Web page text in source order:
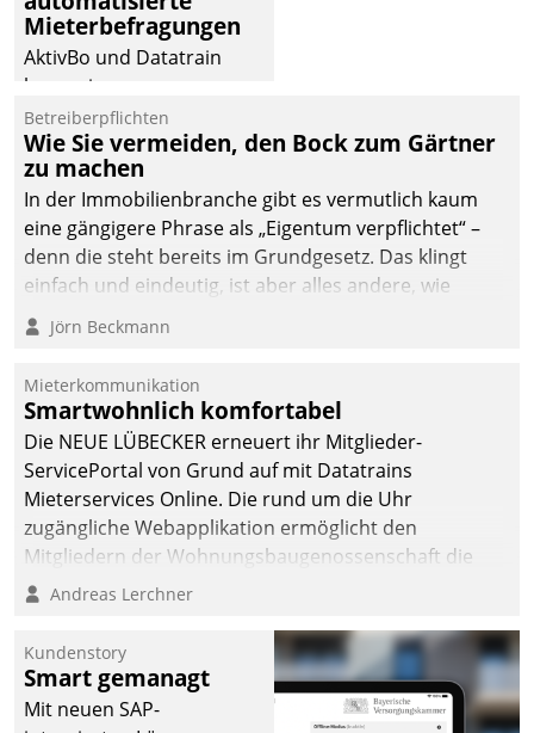
– und beschleunigt damit
den Weg vom
Mieteranliegen zum
Mieterbefragungen
AktivBo und Datatrain
kooperieren –
Immobilienunternehmen
profitieren: Die nahtlose
Integration der Lösungen
von AktivBo und
Datatrain ermöglicht
automatisiert ausgelöste,
zielgerichtete
Mieterbefragungen – eine
starke Grundlage für
intelligente,
datengestützte
Entscheidungen.
Betreiberpflichten
Wie Sie vermeiden, den Bock zum Gärtner
zu machen
In der Immobilienbranche gibt es vermutlich kaum
eine gängigere Phrase als „Eigentum verpflichtet“ –
denn die steht bereits im Grundgesetz. Das klingt
einfach und eindeutig, ist aber alles andere, wie
Branchenbeschäftigte wissen. Denn mit der
Verantwortung folgen Verpflichtungen.
Jörn Beckmann
Mieterkommunikation
Smartwohnlich komfortabel
Die NEUE LÜBECKER erneuert ihr Mitglieder-
ServicePortal von Grund auf mit Datatrains
Mieterservices Online. Die rund um die Uhr
zugängliche Webapplikation ermöglicht den
Mitgliedern der Wohnungs­bau­genossenschaft die
Kontaktaufnahme per Smartphone, Tablet oder PC.
Andreas Lerchner
Kundenstory
Smart gemanagt
Mit neuen SAP-